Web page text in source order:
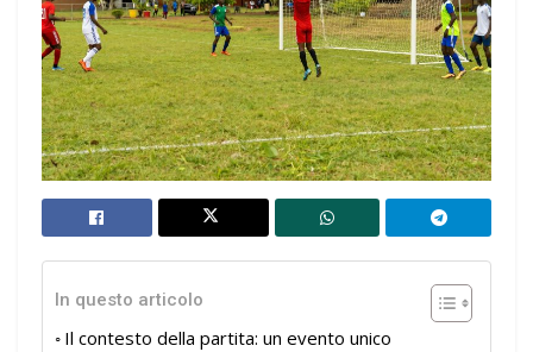
In questo articolo
Il contesto della partita: un evento unico